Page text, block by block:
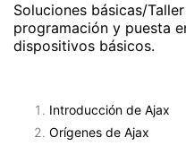
Soluciones básicas/
programación y puesta
dispositivos básicos.
Introducción de Ajax
Orígenes de Ajax